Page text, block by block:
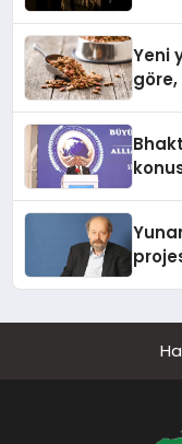
Yeni
göre,